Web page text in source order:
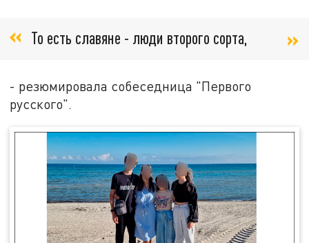
То есть славяне - люди второго сорта,
- резюмировала собеседница "Первого
русского".